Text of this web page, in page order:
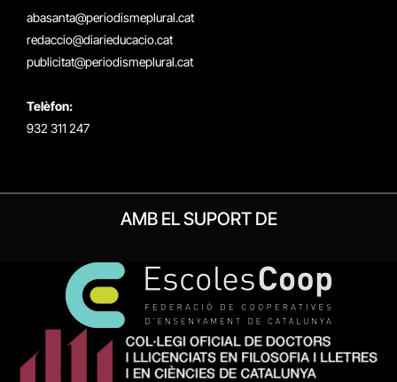
abasanta@periodismeplural.cat
redaccio@diarieducacio.cat
publicitat@periodismeplural.cat
Telèfon:
932 311 247
AMB EL SUPORT DE